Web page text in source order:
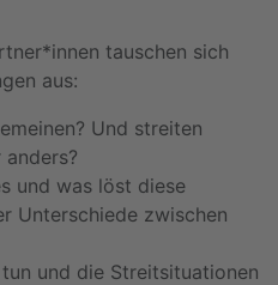
tauschen sich
aus:
Und streiten
und was löst diese
Unterschiede zwischen
und die Streitsituationen